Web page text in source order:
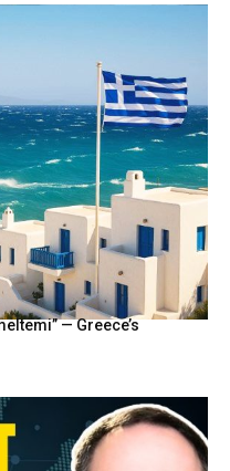
— Greece’s